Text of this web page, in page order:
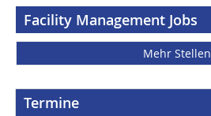
Facility Management Jobs
Mehr Stellen
Termine